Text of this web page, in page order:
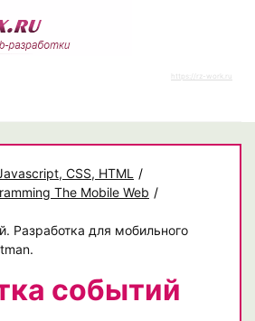
https://rz-work.ru
CSS, HTML
/
The Mobile Web /
Разработка для мобильного
событий